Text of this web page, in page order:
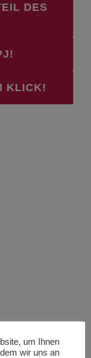
DES
KLICK!
um Ihnen
wir uns an